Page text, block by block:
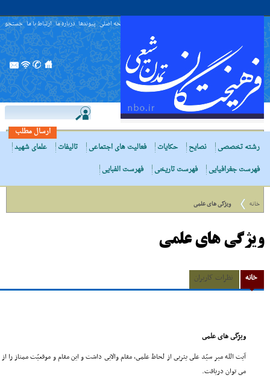
صفحه اصلی پیوندها درباره ما ارتباط با ما جستجو
ارسال مطلب
رشته تخصصی
نصایح حکایات فعالیت های اجتماعی تالیفات
علمای شهید
فهرست جغرافیایی
فهرست تاریخی فهرست الفبایی
خانه ویژگى هاى علمى
ویژگى هاى علمى
خانه نظرات کاربران
ویژگى هاى علمى
آیت الله میر سیّد على یثربى از لحاظ علمى، مقام والایى داشت و این مقام و موقعیّت ممتاز
مى توان دریافت.